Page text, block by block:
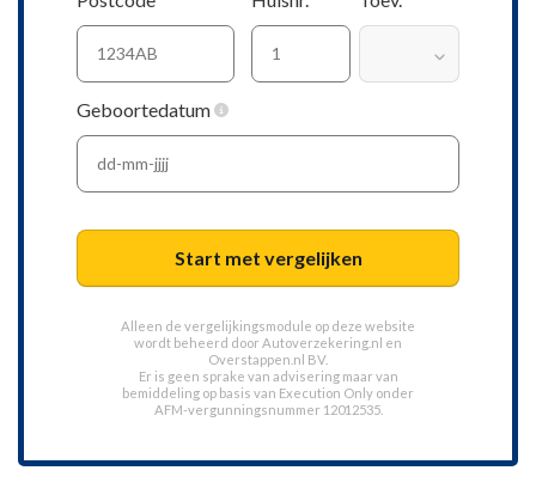
Geboortedatum
Start met vergelijken
Alleen de vergelijkingsmodule op deze website
wordt beheerd door Autoverzekering.nl en
Overstappen.nl BV.
Er is geen sprake van advisering maar van
bemiddeling op basis van Execution Only onder
AFM-vergunningsnummer 12012535.